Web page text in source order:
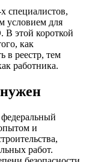
специалистов,
условием для
этой короткой
как
в реестр, тем
работника.
и
работ.